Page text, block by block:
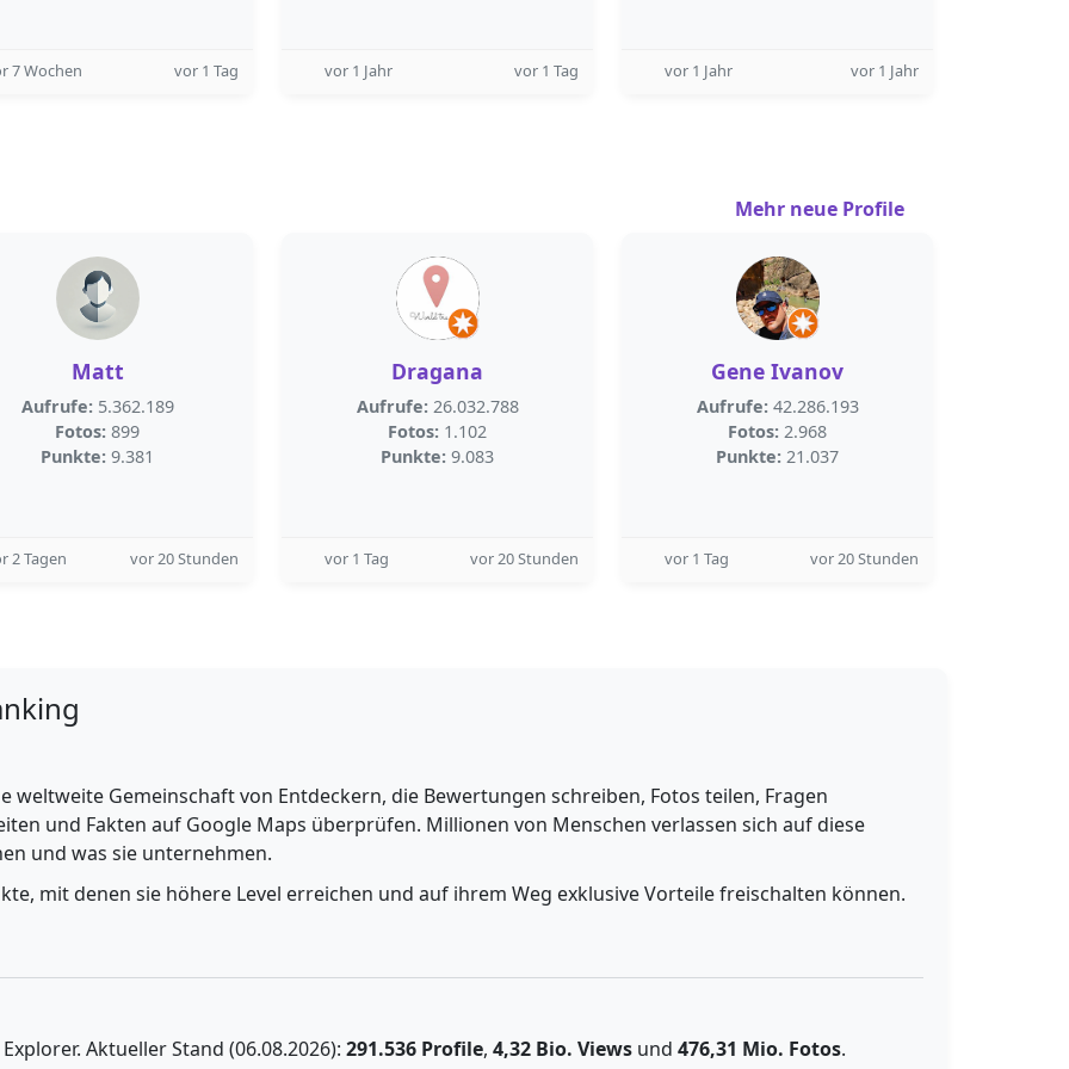
7 Wochen vor 1 Tag vor 1 Jahr vor 1 Tag vor 1 Jahr vor 1 Jahr
Mehr neue Profile
Matt
Aufrufe: 5.362.189
Fotos: 899
Punkte: 9.381
2 Tagen vor 20 Stunden
Dragana
Aufrufe: 26.032.788
Fotos: 1.102
Punkte: 9.083
vor 1 Tag vor 20 Stunden
Gene Ivanov
Aufrufe: 42.286.193
Fotos: 2.968
Punkte: 21.037
vor 1 Tag vor 20 Stunden
weltweite Gemeinschaft von Entdeckern, die Bewertungen schreiben, Fotos teilen, Fragen
und Fakten auf Google Maps überprüfen. Millionen von Menschen verlassen sich auf diese
und was sie unternehmen.
mit denen sie höhere Level erreichen und auf ihrem Weg exklusive Vorteile freischalten können.
Aktueller Stand (06.08.2026): 291.536 Profile, 4,32 Bio. Views und 476,31 Mio. Fotos.